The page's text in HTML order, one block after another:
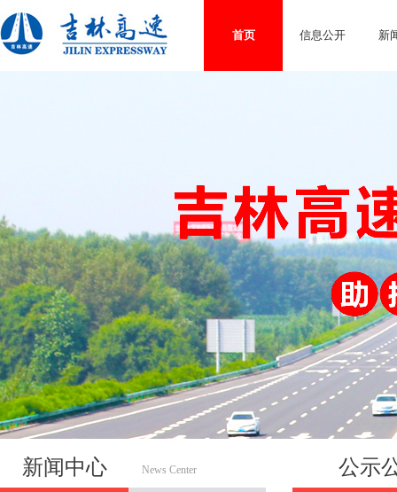
首页 信息公开 新
新闻中心 News Center 公示